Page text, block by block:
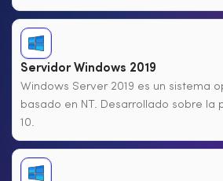
Servidor Windows 2019
Windows Server 2019 es un sistema
basado en NT. Desarrollado sobre la
10.